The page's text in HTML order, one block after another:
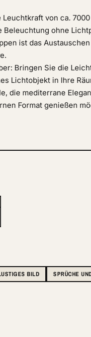
von ca.
ohne
ist das
Bringen Sie die
Lichtobjekt in Ihre
die mediterrane
Format genießen
BILD SPRÜCHE